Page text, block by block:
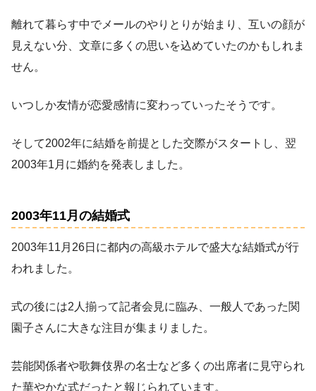
離れて暮らす中でメールのやりとりが始まり、互いの顔が
見えない分、文章に多くの思いを込めていたのかもしれま
せん。
いつしか友情が恋愛感情に変わっていったそうです。
そして2002年に結婚を前提とした交際がスタートし、翌
2003年1月に婚約を発表しました。
2003年11月の結婚式
2003年11月26日に都内の高級ホテルで盛大な結婚式が行
われました。
式の後には2人揃って記者会見に臨み、一般人であった関
園子さんに大きな注目が集まりました。
芸能関係者や歌舞伎界の名士など多くの出席者に見守られ
た華やかな式だったと報じられています。